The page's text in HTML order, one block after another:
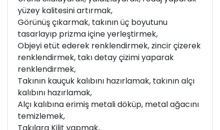
yüzey kalitesini artırmak,
Görünüş çıkarmak, takının üç boyutunu
tasarlayıp prizma içine yerleştirmek,
Objeyi etüt ederek renklendirmek, zincir çizerek
renklendirmek, takı detay çizimi yaparak
renklendirmek,
Takının kauçuk kalıbını hazırlamak, takının alçı
kalıbını hazırlamak,
Alçı kalıbına erimiş metali döküp, metal ağacını
temizlemek,